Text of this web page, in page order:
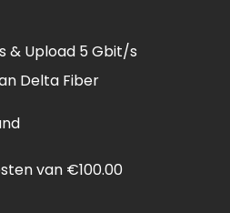
& Upload 5 Gbit/s
Delta Fiber
van €100.00